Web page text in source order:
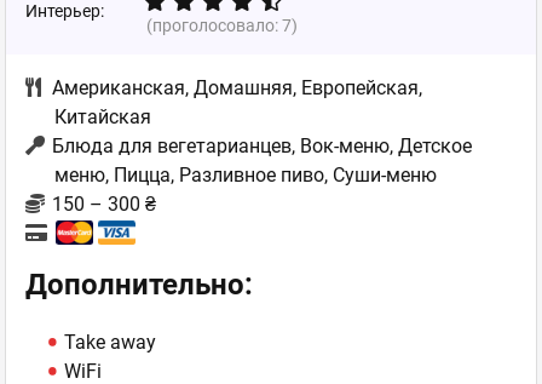
Интерьер:
(проголосовало:7)
Американская, Домашняя, Европейская,
Китайская
Блюда для вегетарианцев, Вок-меню, Детское
меню, Пицца, Разливное пиво, Суши-меню
150 – 300 ₴
Дополнительно:
Take away
WiFi